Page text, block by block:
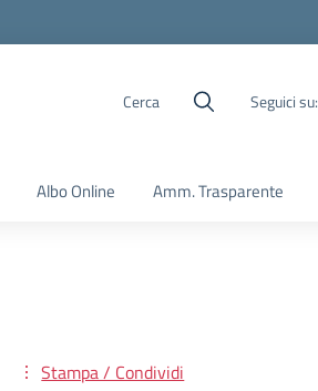
Cerca Seguici su:
Albo Online Amm. Trasparente
Stampa / Condividi